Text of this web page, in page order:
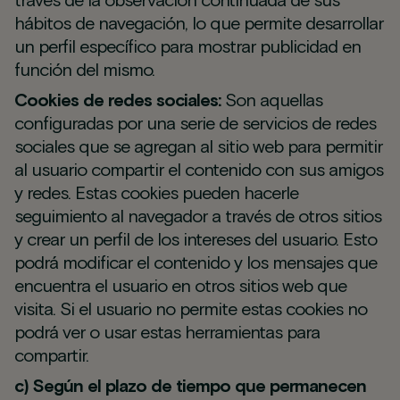
hábitos de navegación, lo que permite desarrollar
un perfil específico para mostrar publicidad en
función del mismo.
Cookies de redes sociales:Son aquellas
configuradas por una serie de servicios de redes
sociales que se agregan al sitio web para permitir
al usuario compartir el contenido con sus amigos
y redes. Estas cookies pueden hacerle
seguimiento al navegador a través de otros sitios
y crear un perfil de los intereses del usuario. Esto
podrá modificar el contenido y los mensajes que
encuentra el usuario en otros sitios web que
visita. Si el usuario no permite estas cookies no
podrá ver o usar estas herramientas para
compartir.
c) Según el plazo de tiempo que permanecen